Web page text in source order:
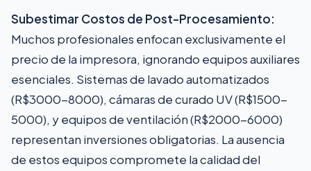
Subestimar Costos de Post-Procesamiento:
Muchos profesionales enfocan exclusivamente el
precio de la impresora, ignorando equipos auxiliares
esenciales. Sistemas de lavado automatizados
(R$3000-8000), cámaras de curado UV (R$1500-
5000), y equipos de ventilación (R$2000-6000)
representan inversiones obligatorias. La ausencia
de estos equipos compromete la calidad del